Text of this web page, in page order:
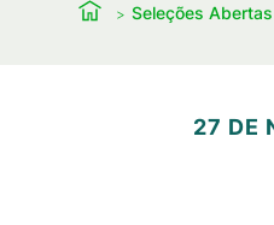
Seleções Abertas
27 DE